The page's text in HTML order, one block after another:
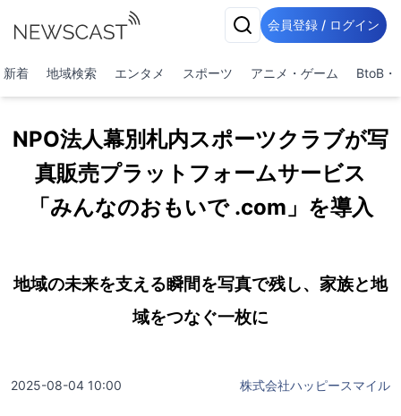
会員登録 / ログイン
新着 地域検索 エンタメ スポーツ アニメ・ゲーム BtoB・
NPO法人幕別札内スポーツクラブが写
真販売プラットフォームサービス
「みんなのおもいで .com」を導入
地域の未来を支える瞬間を写真で残し、家族と地
域をつなぐ一枚に
2025-08-04 10:00 株式会社ハッピースマイル